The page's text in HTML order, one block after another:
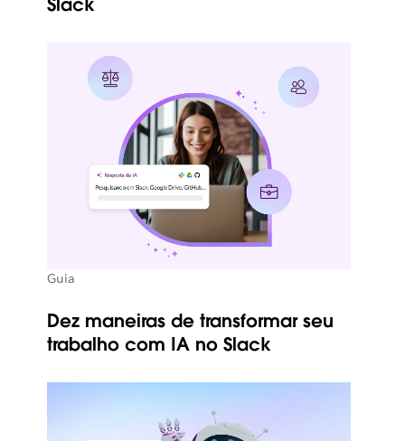
Guia
Dez maneiras de transformar seu
trabalho com IA no Slack